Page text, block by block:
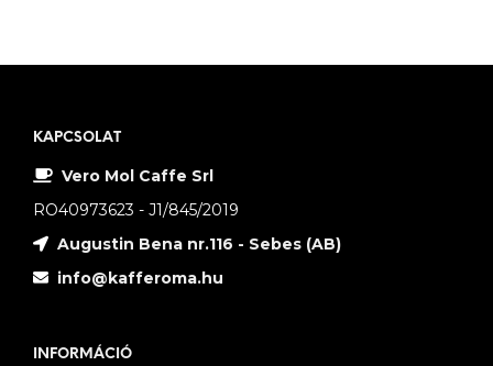
KAPCSOLAT
Vero Mol Caffe Srl
RO40973623 - J1/845/2019
Augustin Bena nr.116 - Sebes (AB)
info@kafferoma.hu
INFORMÁCIÓ